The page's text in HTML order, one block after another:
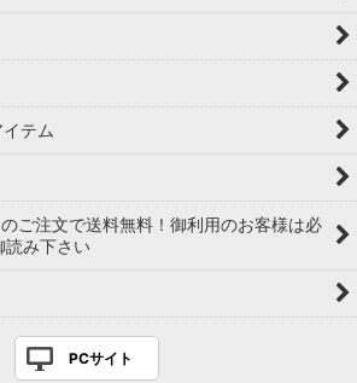
テム
ご注文で送料無料！御利用のお客様は必
読み下さい
PCサイト